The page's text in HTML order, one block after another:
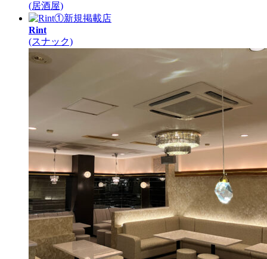
(居酒屋)
新規掲載店
Rint
(スナック)